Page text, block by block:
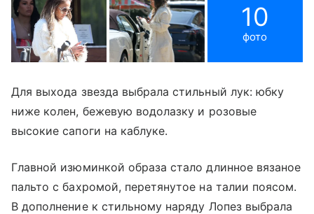
10
фото
Для выхода звезда выбрала стильный лук: юбку
ниже колен, бежевую водолазку и розовые
высокие сапоги на каблуке.
Главной изюминкой образа стало длинное вязаное
пальто с бахромой, перетянутое на талии поясом.
В дополнение к стильному наряду Лопез выбрала